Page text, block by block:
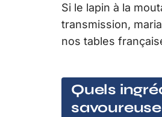
Si le lapin à la
transmission,
nos tables
Quels